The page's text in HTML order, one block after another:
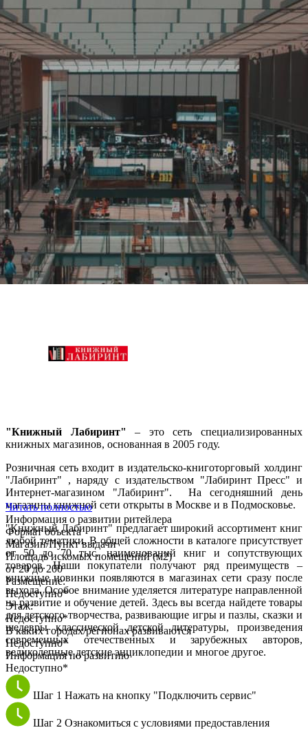
Книги и печатные издания
Ценовая категория
Средний Изменить
Компания основана
2005
Количество объектов в мире
67
Количество объектов в России
67
Представлены в регионах
Москва
, Балашиха,Дмитров Долгопрудный,
Железнодорожный ,Зеленоград,Красногорск,Люберцы
Мытищи
,Ногинск,Одинцово,Орехово-Зуево,Пушкино ,
Химки
,Электросталь
Показать все
Изменить
Наличие франчайзинга
Нет
О компании Книжный
Лабиринт
"Книжный Лабиринт"– это сеть специализированных
книжных магазинов, основанная в 2005 году.
Розничная сеть входит в издательско-книготорговый холдинг
"Лабиринт" , наряду с издательством "Лабиринт Пресс" и
Интернет-магазином "Лабиринт". На сегодняшний день
магазины книжной сети открыты в Москве и в Подмосковье.
"Книжный Лабиринт" предлагает широкий ассортимент книг
любой тематики. В общей сложности в каталоге присутствует
от 50 до 70 тыс. наименований книг и сопутствующих
товаров. Наши покупатели получают ряд преимуществ –
книжные новинки появляются в магазинах сети сразу после
выхода. Особое внимание уделяется литературе направленной
на развитие и обучение детей. Здесь вы всегда найдете товары
для детского творчества, развивающие игры и пазлы, сказки и
шедевры классической детской литературы, произведения
современных отечественных и зарубежных авторов,
великолепные детские энциклопедии и многое другое.
Читать полностью
Информация о развитии ритейлера
Формат объекта
Магазин/Пункт выдачи
Площадь искомых помещений (м2)
от 20 до 200
Размещение:
Недоступно*
Этаж:
Недоступно*
В каких городах/регионах развиваются
Недоступно*
Информация по развитию
Недоступно*
Шаг 1 Нажать на кнопку "Подключить сервис"
Шаг 2 Ознакомиться с условиями предоставления